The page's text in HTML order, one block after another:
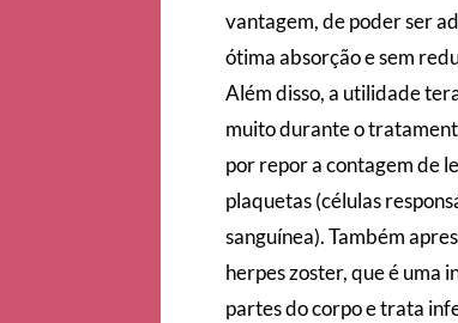
vantagem, de poder ser
ótima absorção e sem
Além disso, a utilidade
muito durante o
por repor a contagem de
plaquetas (células
sanguínea). Também
herpes zoster, que é uma
partes do corpo e trata